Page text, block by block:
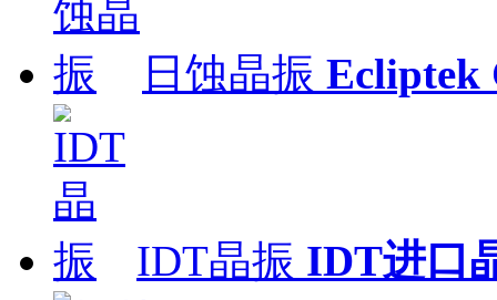
日蚀晶振 Ecliptek
IDT晶振 IDT进口